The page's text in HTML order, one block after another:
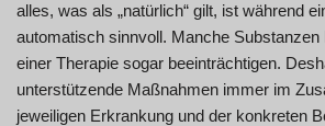
alles, was als „natürlich“ gilt, ist während
automatisch sinnvoll. Manche Substanzen
einer Therapie sogar beeinträchtigen.
unterstützende Maßnahmen immer im
jeweiligen Erkrankung und der konkreten